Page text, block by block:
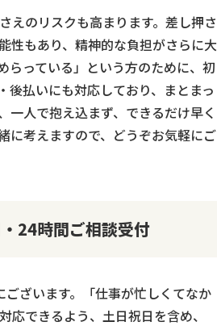
えのリスクも高まります。差し押さ
性もあり、精神的な負担がさらに大
らっている」という方のために、初
後払いにも対応しており、まとまっ
一人で抱え込まず、できるだけ早く
に考えますので、どうぞお気軽にご
24時間ご相談受付
ざいます。「仕事が忙しくてなか
できるよう、土日祝日を含め、